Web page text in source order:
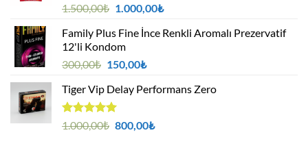
5
üzerinden
4.75
oy
aldı
1.500,00₺ Orijinal
1.500,00₺.
1.000,00₺Şu
fiyat:
Family Plus Fine İnce Renkli Aromalı Prezervatif
12'li Kondom
300,00₺ Orijinal
300,00₺.
150,00₺Şu
fiyat:
Tiger Vip Delay Performans Zero
5 üzerinden
oy
1.000,00₺ Orijinal
800,00₺Şu